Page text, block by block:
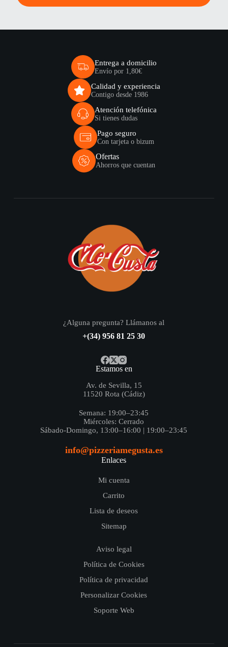
Entrega a domicilio
Envío por 1,80€
Calidad y experiencia
Contigo desde 1986
Atención telefónica
Si tienes dudas
Pago seguro
Con tarjeta o bizum
Ofertas
Ahorros que cuentan
¿Alguna pregunta? Llámanos al
+(34) 956 81 25 30
Estamos en
Av. de Sevilla, 15
11520 Rota (Cádiz)
Semana: 19:00–23:45
Miércoles: Cerrado
Sábado-Domingo, 13:00–16:00 | 19:00–23:45
info@pizzeriamegusta.es
Enlaces
Mi cuenta
Carrito
Lista de deseos
Sitemap
Aviso legal
Política de Cookies
Política de privacidad
Personalizar Cookies
Soporte Web